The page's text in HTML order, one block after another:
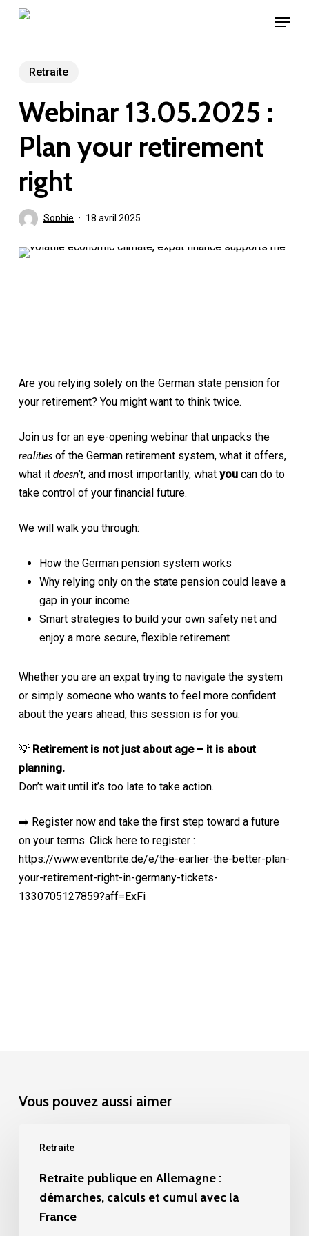
Skip
content
Menu
Retraite
Webinar 13.05.2025 :
Plan your retirement
right
Sophie 18 avril 2025
Are you relying solely on the German state pension for
your retirement? You might want to think twice.
Join us for an eye-opening webinar that unpacks the
realitiesof the German retirement system, what it offers,
what it doesn’t, and most importantly, what youcan do to
take control of your financial future.
We will walk you through:
How the German pension system works
Why relying only on the state pension could leave a
gap in your income
Smart strategies to build your own safety net and
enjoy a more secure, flexible retirement
Whether you are an expat trying to navigate the system
or simply someone who wants to feel more confident
about the years ahead, this session is for you.
💡 Retirement is not just about age – it is about
planning.
Don’t wait until it’s too late to take action.
➡️ Register now and take the first step toward a future
on your terms. Click here to register :
https://www.eventbrite.de/e/the-earlier-the-better-plan-
your-retirement-right-in-germany-tickets-
1330705127859?aff=ExFi
Vous pouvez aussi aimer
Retraite
publique
Allemagne
Retraite publique en Allemagne :
démarches, calculs et cumul avec la
France